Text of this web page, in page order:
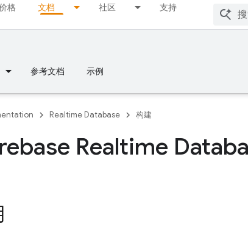
格 文档 社区 支持
参考文档 示例
Realtime Database 构建
Realtime